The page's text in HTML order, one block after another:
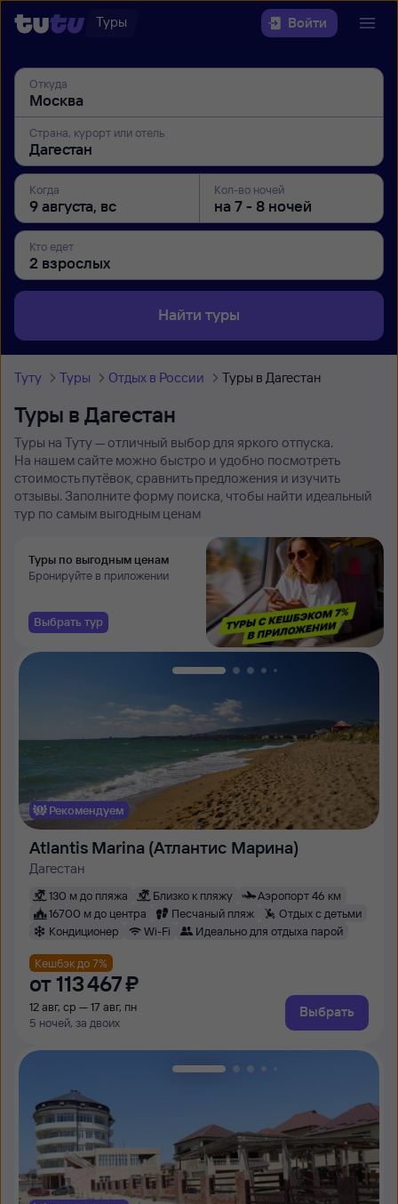
Туры Войти
Откуда
Страна, курорт или отель
Когда Кол-во ночей
Кто едет
Найти туры
Туту Туры Отдых в России Туры в Дагестан
Туры в Дагестан
Туры на Туту — отличный выбор для яркого отпуска.
На нашем сайте можно быстро и удобно посмотреть
стоимость путёвок, сравнить предложения и изучить
отзывы. Заполните форму поиска, чтобы найти идеальный
тур по самым выгодным ценам
Туры по выгодным ценам
Бронируйте в приложении
Выбрать тур
Рекомендуем
Atlantis Marina (Атлантис Марина)
Дагестан
130 м до пляжа Близко к пляжу
Аэропорт 46 км
16700 м до центра
Песчаный пляж
Отдых с детьми
Кондиционер
Wi-Fi Идеально для отдыха парой
Кешбэк до 7%
от 113 ⁠467 ⁠₽
12 авг, ср — 17 авг, пн
5 ночей, за двоих
Выбрать